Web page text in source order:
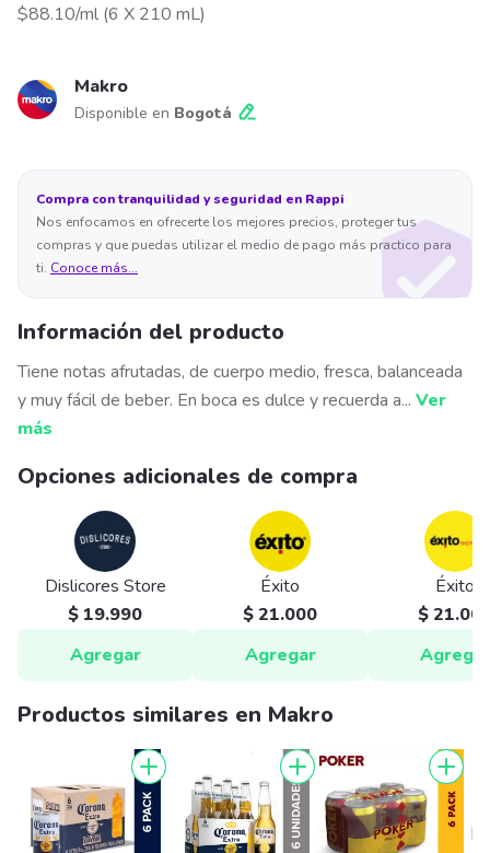
$88.10/ml (6 X 210 mL)
Makro
Disponible en Bogotá
Compra con tranquilidad y seguridad en Rappi
Nos enfocamos en ofrecerte los mejores precios, proteger tus
compras y que puedas utilizar el medio de pago más practico para
ti. Conoce más...
Información del producto
Tiene notas afrutadas, de cuerpo medio, fresca, balanceada
y muy fácil de beber. En boca es dulce y recuerda a... Ver
más
Opciones adicionales de compra
Dislicores Store
$ 19.990
Agregar
Éxito
$ 21.000
Agregar
Éxito
$
Agregar
Productos similares en Makro